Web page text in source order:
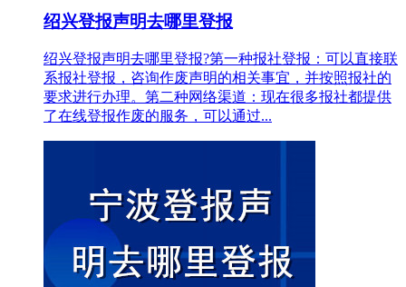
绍兴登报声明去哪里登报
绍兴登报声明去哪里登报?第一种报社登报：可以直接联
系报社登报，咨询作废声明的相关事宜，并按照报社的
要求进行办理。第二种网络渠道：现在很多报社都提供
了在线登报作废的服务，可以通过...